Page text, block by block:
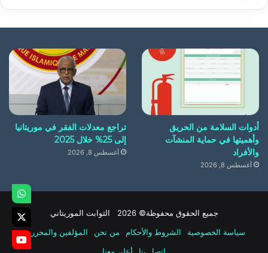
أدوات السلامة من الحريق
وأهميتها في حماية المنشآت
والأفراد
أغسطس 8, 2026
تراجع معدلات الفقر في موريتانيا
إلى 25% خلال 2025
أغسطس 8, 2026
جميع الحقوق محفوظة© 2026 الثوابت الموريتاني
سياسة الخصوصية
الشروط والأحكام من نحن
المؤلفين والمحررين
اتصل بنا
أعلن معنا